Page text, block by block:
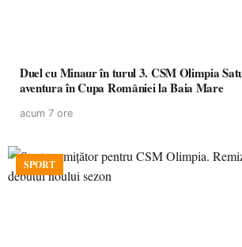
Duel cu Minaur în turul 3. CSM Olimpia
aventura în Cupa României la Baia Mare
acum 7 ore
SPORT